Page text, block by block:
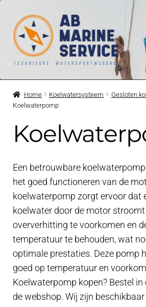
Ga
door
naar
navigatie
Ga
naar
de
inhoud
Home
Motoren
Motoronderdelen
Bootelektra
Koelwatersysteem
Contact
Techniek Blog
Nederlands
Home Koelwatersysteem
Gesloten
Koelwaterpomp
Een betrouwbare
het goed functioneren van de
koelwaterpomp zorgt ervoor dat
koelwater door de motor
oververhitting te voorkomen en
temperatuur te behouden, wat
optimale prestaties. Deze pomp
goed op temperatuur en
Koelwaterpomp kopen? Bestel
de webshop. Wij zijn